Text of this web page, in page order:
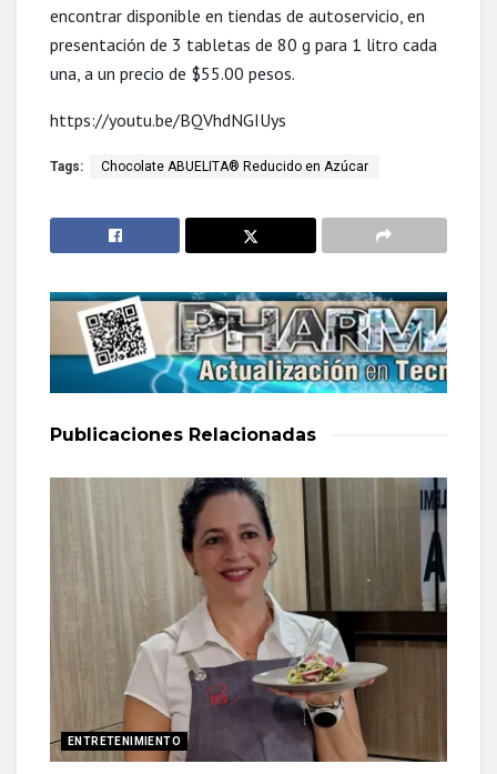
encontrar disponible en tiendas de autoservicio, en
presentación de 3 tabletas de 80 g para 1 litro cada
una, a un precio de $55.00 pesos.
https://youtu.be/BQVhdNGIUys
Tags: Chocolate ABUELITA® Reducido en Azúcar
Publicaciones Relacionadas
ENTRETENIMIENTO